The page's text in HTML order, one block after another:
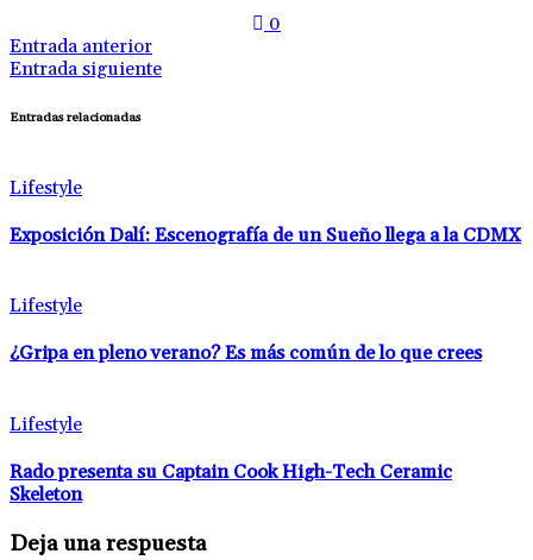
0
Entrada anterior
Entrada siguiente
Entradas relacionadas
Lifestyle
Exposición Dalí: Escenografía de un Sueño llega a la CDMX
Lifestyle
¿Gripa en pleno verano? Es más común de lo que crees
Lifestyle
Rado presenta su Captain Cook High-Tech Ceramic
Skeleton
Deja una respuesta